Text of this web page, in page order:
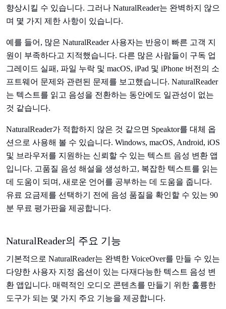
향상시킬 수 있습니다. 그러나 NaturalReader는 완벽하지 않으
며 몇 가지 제한 사항이 있습니다.
예를 들어, 많은 NaturalReader 사용자는 반응이 빠른 고객 지
원이 부족하다고 지적했습니다. 다른 많은 사람들이 구독 업
그레이드 실패, 파일 누락 및 macOS, iPad 및 iPhone 버전의 소
프트웨어 문제와 관련된 문제를 보고했습니다. NaturalReader
는 텍스트를 읽고 음성을 전환하는 동안에도 일관성이 없는
것 같습니다.
NaturalReader가 적합하지 않은 것 같으면 Speaktor를 대체 옵
션으로 사용해 볼 수 있습니다. Windows, macOS, Android, iOS
및 브라우저를 지원하는 신뢰할 수 있는 텍스트 음성 변환 앱
입니다. 고품질 음성 해설을 생성하고, 복잡한 텍스트를 읽는
데 도움이 되며, 새로운 언어를 공부하는 데 도움을 줍니다.
유료 요금제를 선택하기 전에 음성 품질을 확인할 수 있는 90
분 무료 평가판을 제공합니다.
NaturalReader의 주요 기능
기본적으로 NaturalReader는 완벽한 VoiceOver를 만들 수 있는
다양한 사용자 지정 옵션이 있는 다재다능한 텍스트 음성 변
환 앱입니다. 매력적인 오디오 콘텐츠를 만들기 위한 훌륭한
도구가 되는 몇 가지 주요 기능을 제공합니다.